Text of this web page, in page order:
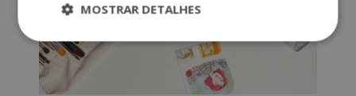
MOSTRAR DETALHES